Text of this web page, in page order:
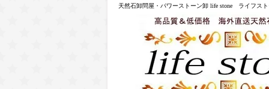
天然石卸問屋・パワーストーン卸 life stone ライフス